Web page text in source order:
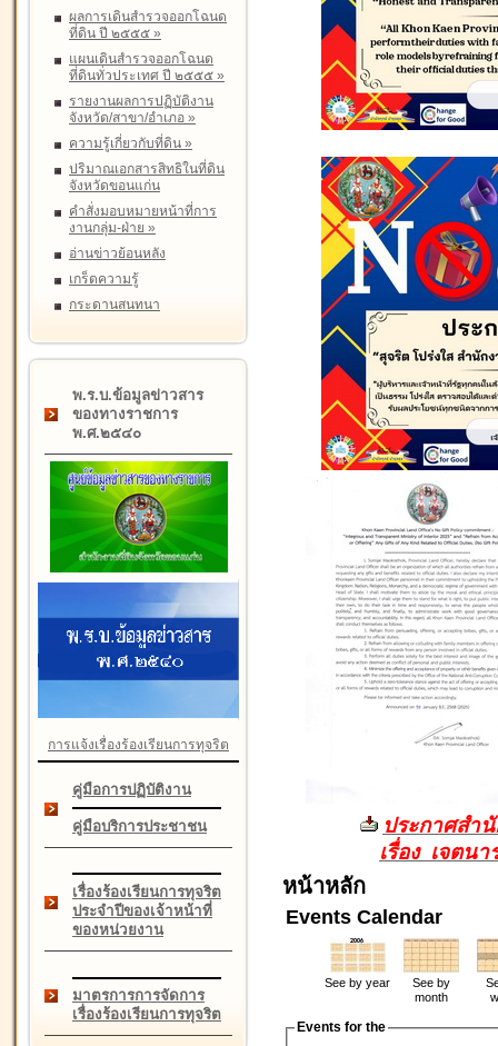
ผลการเดินสำรวจออกโฉนด
ที่ดิน ปี ๒๕๕๕ »
แผนเดินสำรวจออกโฉนด
ที่ดินทั่วประเทศ ปี ๒๕๕๕ »
รายงานผลการปฏิบัติงาน
จังหวัด/สาขา/อำเภอ »
ความรู้เกี่ยวกับที่ดิน »
ปริมาณเอกสารสิทธิในที่ดิน
จังหวัดขอนแก่น
คำสั่งมอบหมายหน้าที่การ
งานกลุ่ม-ฝ่าย »
อ่านข่าวย้อนหลัง
เกร็ดความรู้
กระดานสนทนา
พ.ร.บ.ข้อมูลข่าวสาร
ของทางราชการ
พ.ศ.๒๕๔๐
การแจ้งเรื่องร้องเรียนการทุจริต
คู่มือการปฏิบัติงาน
คู่มือบริการประชาชน
เรื่องร้องเรียนการทุจริต
ประจำปีของเจ้าหน้าที่
ของหน่วยงาน
มาตรการการจัดการ
เรื่องร้องเรียนการทุจริต
ประกาศสำ
เรื่อง เจตน
หน้าหลัก
Events Calendar
See by year
See by
month
Events for the